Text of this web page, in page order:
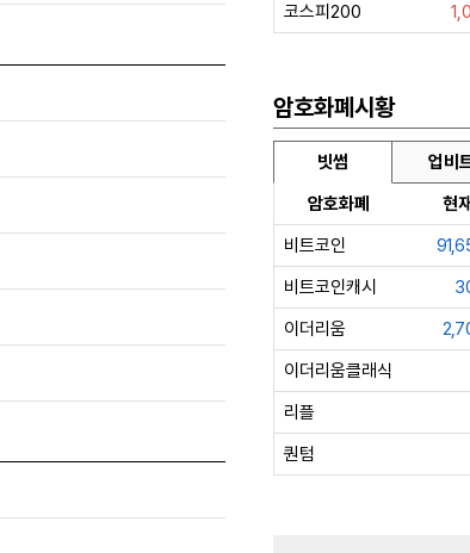
코스피200
암호화폐시황
빗썸 업비
암호화폐
현
비트코인
비트코인캐시
이더리움
이더리움클래식
리플
퀀텀